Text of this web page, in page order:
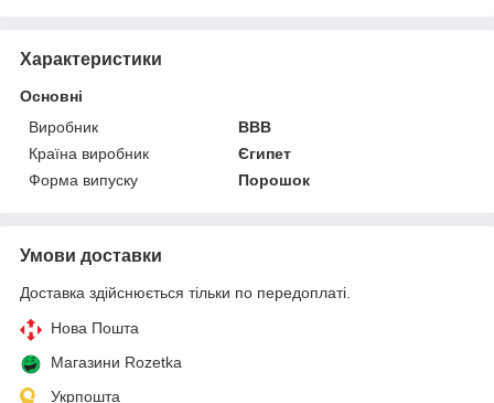
Характеристики
Основні
Виробник
ВВВ
Країна виробник
Єгипет
Форма випуску
Порошок
Умови доставки
Доставка здійснюється тільки по передоплаті.
Нова Пошта
Магазини Rozetka
Укрпошта